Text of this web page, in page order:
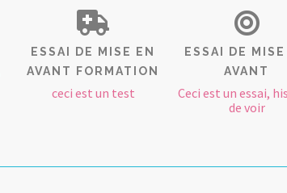
ESSAI DE MISE EN
AVANT FORMATION
ceci est un test
ESSAI DE MISE
AVANT
Ceci est un essai,
de voir